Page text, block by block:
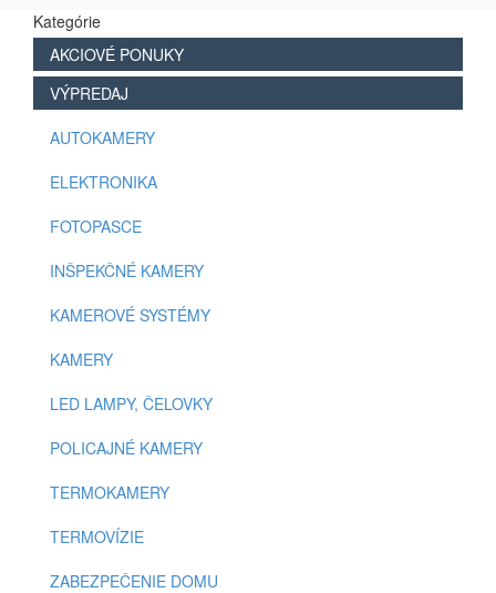
Kategórie
AKCIOVÉ PONUKY
VÝPREDAJ
AUTOKAMERY
ELEKTRONIKA
FOTOPASCE
INŠPEKČNÉ KAMERY
KAMEROVÉ SYSTÉMY
KAMERY
LED LAMPY, ČELOVKY
POLICAJNÉ KAMERY
TERMOKAMERY
TERMOVÍZIE
ZABEZPEČENIE DOMU